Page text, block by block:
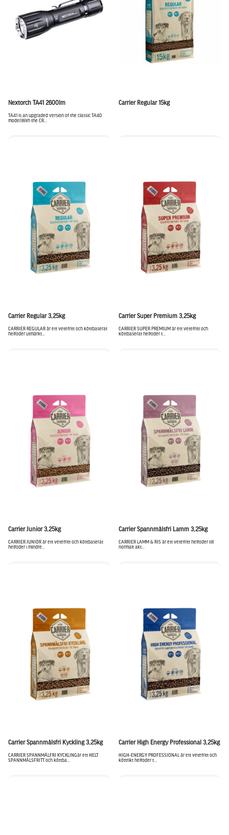
Nextorch TA41 2600lm
TA41 is an upgraded version of the classic TA40
model.With the CR...
Carrier Regular 15kg
Carrier Regular 3,25kg
CARRIER REGULAR är ett vetefritt och köttbaserat
helfoder utmärkt...
Carrier Super Premium 3,25kg
CARRIER SUPER PREMIUM är ett vetefritt och
köttbaserat helfoder t...
Carrier Junior 3,25kg
CARRIER JUNIOR är ett vetefritt och köttbaserat
helfoder i mindre...
Carrier Spannmålsfri Lamm 3,25kg
CARRIER LAMM & RIS är ett vetefritt helfoder till
normalt akt...
Carrier Spannmålsfri Kyckling 3,25kg
CARRIER SPANNMÅLFRI KYCKLINGär ett HELT
SPANNMÅLSFRITT och köttba...
Carrier High Energy Professional 3,25kg
HIGH-ENERGY PROFESSIONAL är ett vetefritt och
köttrikt helfoder t...